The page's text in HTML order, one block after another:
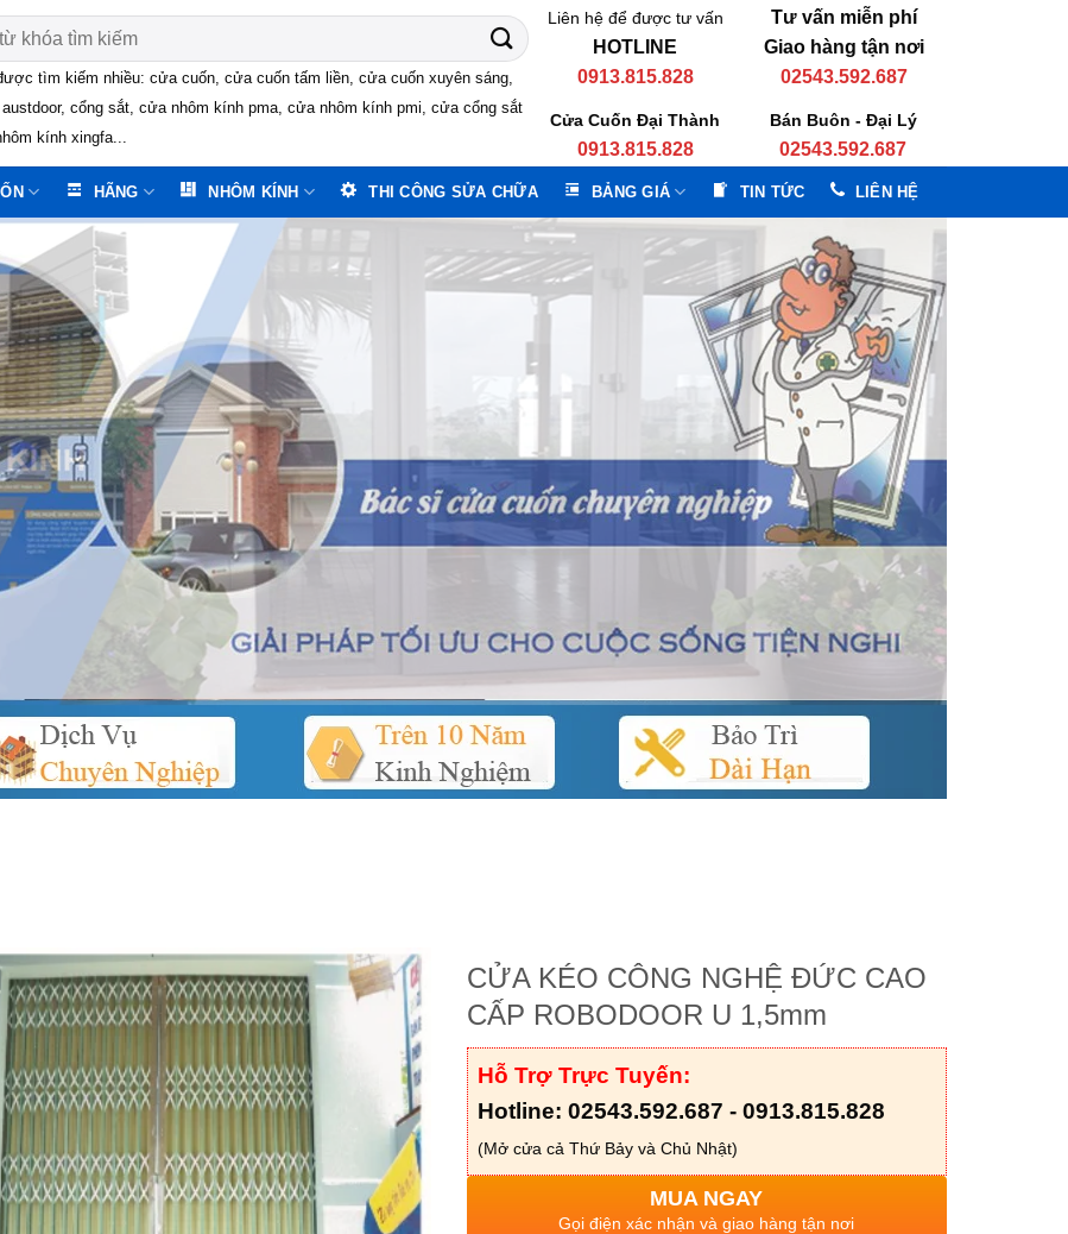
tìm kiếm nhiều: cửa cuốn, cửa cuốn tấm liền, cửa cuốn xuyên sáng,
cổng sắt, cửa nhôm kính pma, cửa nhôm kính pmi, cửa cổng sắt
kính xingfa...
Liên hệ để được tư vấn
HOTLINE
0913.815.828
Tư vấn miễn phí
Giao hàng tận nơi
02543.592.687
Cửa Cuốn Đại Thành
0913.815.828
Bán Buôn - Đại Lý
02543.592.687
HÃNG NHÔM KÍNH THI CÔNG SỬA CHỮA BẢNG GIÁ TIN TỨC LIÊN HỆ
CỬA KÉO CÔNG NGHỆ ĐỨC CAO
CẤP ROBODOOR U 1,5mm
Hỗ Trợ Trực Tuyến:
Hotline: 02543.592.687 - 0913.815.828
(Mở cửa cả Thứ Bảy và Chủ Nhật)
MUA NGAY
Gọi điện xác nhận và giao hàng tận nơi